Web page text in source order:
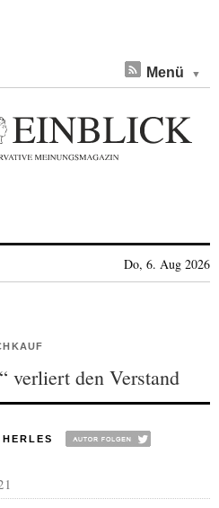
Menü
Do, 6. Aug 2026
verliert den Verstand